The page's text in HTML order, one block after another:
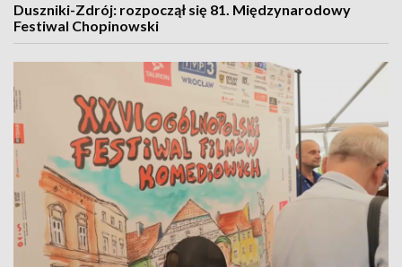
Duszniki-Zdrój: rozpoczął się 81. Międzynarodowy
Festiwal Chopinowski